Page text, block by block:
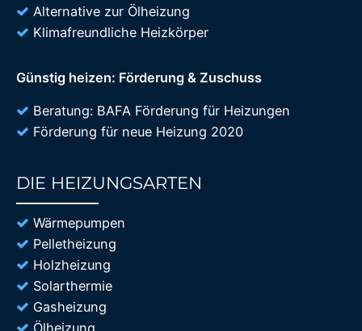
Alternative zur Ölheizung
Klimafreundliche Heizkörper
Günstig heizen: Förderung & Zuschuss
Beratung: BAFA Förderung für Heizungen
Förderung für neue Heizung 2020
DIE HEIZUNGSARTEN
Wärmepumpen
Pelletheizung
Holzheizung
Solarthermie
Gasheizung